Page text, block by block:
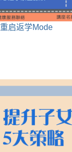
重启返学Mode